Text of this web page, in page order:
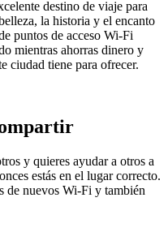
destino de viaje para
la historia y el encanto
puntos de acceso Wi-Fi
mientras ahorras dinero y
ciudad tiene para ofrecer.
y quieres ayudar a otros a
estás en el lugar correcto.
de nuevos Wi-Fi y también